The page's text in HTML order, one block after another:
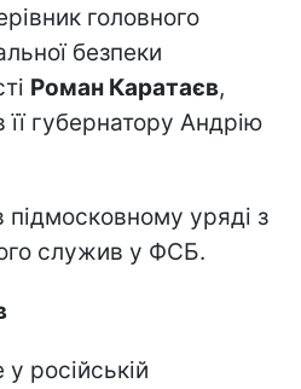
головного
безпеки
Роман Каратаєв,
губернатору Андрію
уряді з
служив у ФСБ.
російській